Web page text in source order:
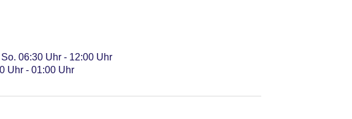
06:30 Uhr - 12:00 Uhr
Uhr - 01:00 Uhr